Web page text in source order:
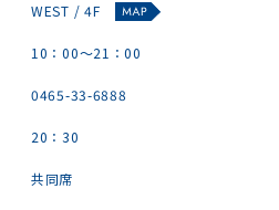
WEST / 4F
10：00～21：00
0465-33-6888
20：30
共同席